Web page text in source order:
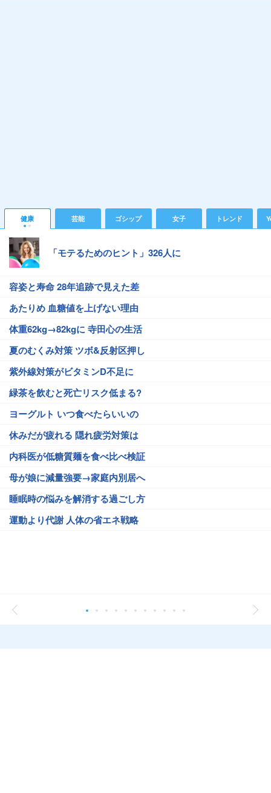
健康 芸能 ゴシップ 女子 トレンド
「モテるためのヒント」326人に
容姿と寿命 28年追跡で見えた差
あたりめ 血糖値を上げない理由
体重62kg→82kgに 寺田心の生活
夏のむくみ対策 ツボ&反射区押し
紫外線対策がビタミンD不足に
緑茶を飲むと死亡リスク低まる?
ヨーグルト いつ食べたらいいの
休みだが疲れる 隠れ疲労対策は
内科医が低糖質麺を食べ比べ検証
母が娘に減量強要→家庭内別居へ
睡眠時の悩みを解消する過ごし方
運動より代謝 人体の省エネ戦略